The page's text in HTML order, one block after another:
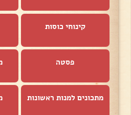
קינוחי כוסות
פסטה
מתכונים למנות ראשונות